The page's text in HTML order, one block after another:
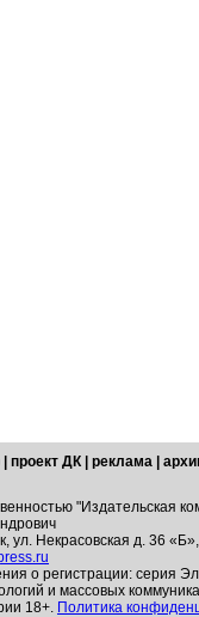
проект ДК реклама
"Издательская
ул. Некрасовская д. 36
о регистрации: серия
и массовых
18+. Политика